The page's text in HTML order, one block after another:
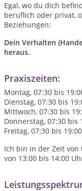
Egal, wo du dich
beruflich oder privat,
Beziehungen:
Dein Verhalten
heraus.
Praxiszeiten:
Montag, 07:30 bis
Dienstag, 07:30 bis
Mittwoch, 07:30 bis
Donnerstag, 07:30 bis
Freitag, 07:30 bis
Ich bin in der Zeit
von 13:00 bis 14:00